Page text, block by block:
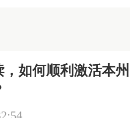
如何顺利激活本州